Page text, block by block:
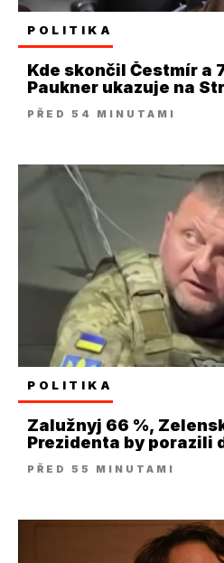
POLITIKA
Kde skončil Čestmír a
Paukner ukazuje na
PŘED 54 MINUTAMI
POLITIKA
Zalužnyj 66 %,
Prezidenta by porazili
PŘED 55 MINUTAMI